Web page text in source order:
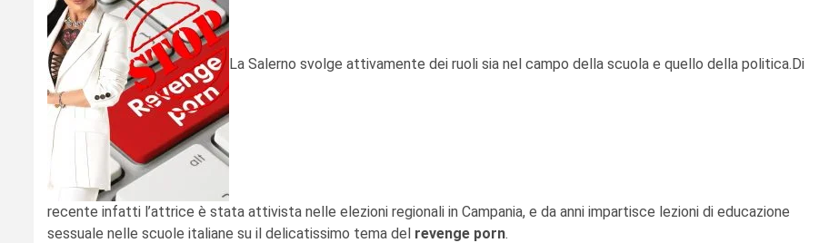
La Salerno svolge attivamente dei ruoli sia nel campo della scuola e quello della politica.Di
recente infatti l’attrice è stata attivista nelle elezioni regionali in Campania, e da anni impartisce lezioni di educazione
sessuale nelle scuole italiane su il delicatissimo tema del revenge porn.